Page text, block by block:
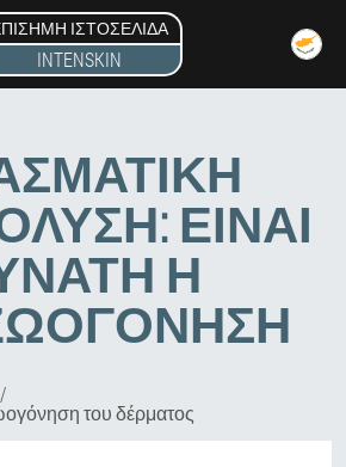
ΙΣΤΟΣΕΛΊΔΑ
INTENSKIN
ΕΊΝΑΙ
Η
του δέρματος